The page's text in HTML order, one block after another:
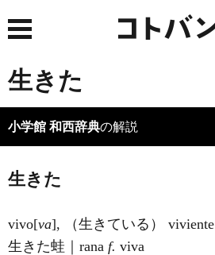
生きた
小学館 和西辞典の解説
生きた
vivo[va], （生きている） viviente
生きた蛙｜rana f. viva